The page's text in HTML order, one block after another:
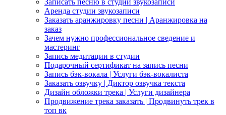
Записать песню в студии звукозаписи
Аренда студии звукозаписи
Заказать аранжировку песни | Аранжировка на
заказ
Зачем нужно профессиональное сведение и
мастеринг
Запись медитации в студии
Подарочный сертификат на запись песни
Запись бэк-вокала | Услуги бэк-вокалиста
Заказать озвучку | Диктор озвучка текста
Дизайн обложки трека | Услуги дизайнера
Продвижение трека заказать | Продвинуть трек в
топ вк